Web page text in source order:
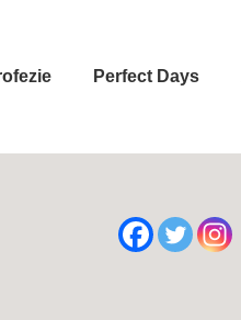
Perfect Days